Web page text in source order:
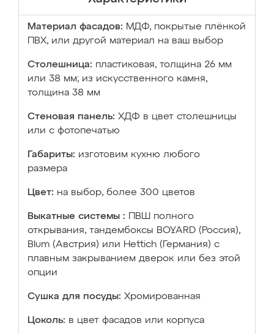
Материал фасадов: МДФ, покрытые плёнкой
ПВХ, или другой материал на ваш выбор
Столешница: пластиковая, толщина 26 мм
или 38 мм; из искусственного камня,
толщина 38 мм
Стеновая панель: ХДФ в цвет столешницы
или с фотопечатью
Габариты: изготовим кухню любого
размера
Цвет: на выбор, более 300 цветов
Выкатные системы :
ПВШ полного
открывания, тандембоксы BOYARD (Россия),
Blum (Австрия) или Hettich (Германия) с
плавным закрыванием дверок или без этой
опции
Сушка для посуды: Хромированная
Цоколь: в цвет фасадов или корпуса